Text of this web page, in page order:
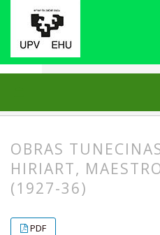
OBRAS
HIRIART,
(1927-36)
PDF